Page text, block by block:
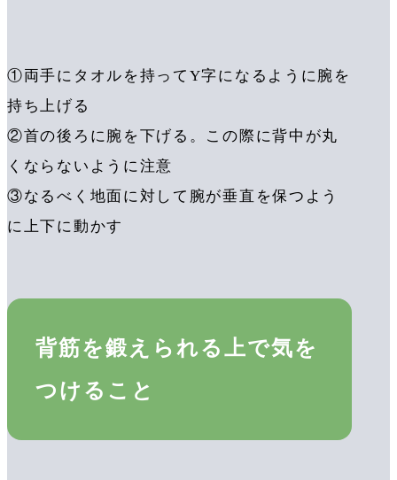
①両手にタオルを持ってY字になるように腕を
持ち上げる
②首の後ろに腕を下げる。この際に背中が丸
くならないように注意
③なるべく地面に対して腕が垂直を保つよう
に上下に動かす
背筋を鍛えられる上で気を
つけること